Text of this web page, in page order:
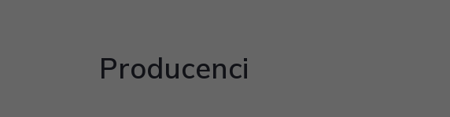
Producenci